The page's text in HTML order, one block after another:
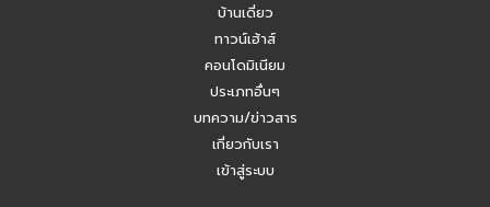
Agent บ้านมือสอง รับมัดจำอีกแล้ว!! คุณเอญดา (คุณหนิง)
บ้านมือสอง.com ประชุมหารือเชิงกลยุทธ์กับเจ้าหน้าที่ธนาคาร
ปี 2026 #Agentบ้านมือสอง.com มี Listing ฝากขายเยอะ
บ้านเดี่ยว
ทาวน์เฮ้าส์
คอนโดมิเนียม
ประเภทอื่นๆ
บทความ/ข่าวสาร
เกี่ยวกับเรา
เข้าสู่ระบบ